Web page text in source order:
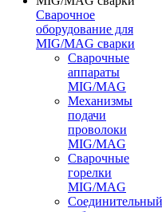
Сварочное
оборудование для
MIG/MAG сварки
Сварочные
аппараты
MIG/MAG
Механизмы
подачи
проволоки
MIG/MAG
Сварочные
горелки
MIG/MAG
Соединительный